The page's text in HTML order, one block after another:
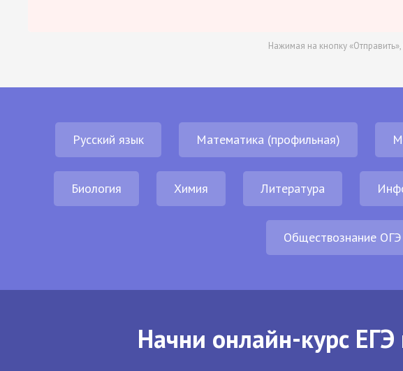
Нажимая на кнопку
Русский язык Математика (профильная)
Биология Химия Литература
Обществознание ОГЭ
Начни онлайн-курс